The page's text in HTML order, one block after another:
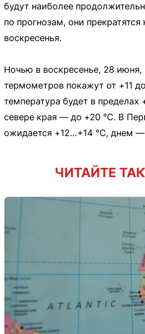
будут наиболее
по прогнозам, они прекратятся
воскресенья.
Ночью в воскресенье, 28 июня,
термометров покажут от +11
температура будет в пределах
севере края — до +20 °C. В
ожидается +12…+14 °C, днем —
ЧИТАЙТЕ